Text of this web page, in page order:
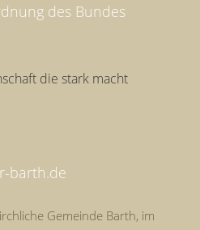
des Bundes
die stark macht
Gemeinde Barth, im